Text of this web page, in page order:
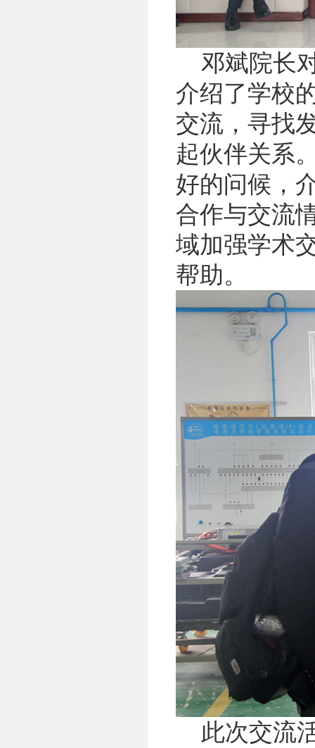
邓斌院长
介绍了学校
交流，寻找
起伙伴关系
好的问候，
合作与交流
域加强学术
帮助。
此次交流